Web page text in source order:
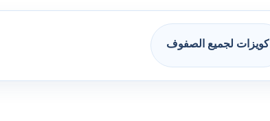
كويزات لجميع الصفوف